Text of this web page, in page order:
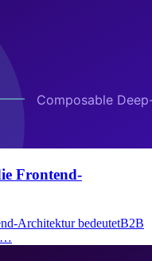
Frontend-
Architektur bedeutetB2B